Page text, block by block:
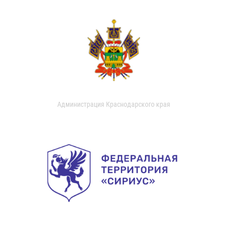
Администрация Краснодарского края